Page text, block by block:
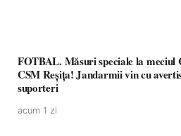
FOTBAL. Măsuri speciale la
CSM Reșița! Jandarmii vin cu
suporteri
acum 1 zi